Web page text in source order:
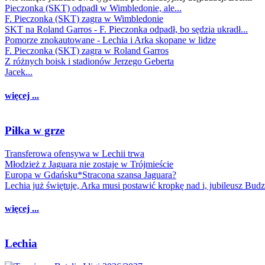
Pieczonka (SKT) odpadł w Wimbledonie, ale...
F. Pieczonka (SKT) zagra w Wimbledonie
SKT na Roland Garros - F. Pieczonka odpadł, bo sędzia ukradł...
Pomorze znokautowane - Lechia i Arka skopane w lidze
F. Pieczonka (SKT) zagra w Roland Garros
Z różnych boisk i stadionów Jerzego Geberta
Jacek...
więcej ...
Piłka w grze
Transferowa ofensywa w Lechii trwa
Młodzież z Jaguara nie zostaje w Trójmieście
Europa w Gdańsku*Stracona szansa Jaguara?
Lechia już świętuje, Arka musi postawić kropkę nad i, jubileusz
więcej ...
Lechia